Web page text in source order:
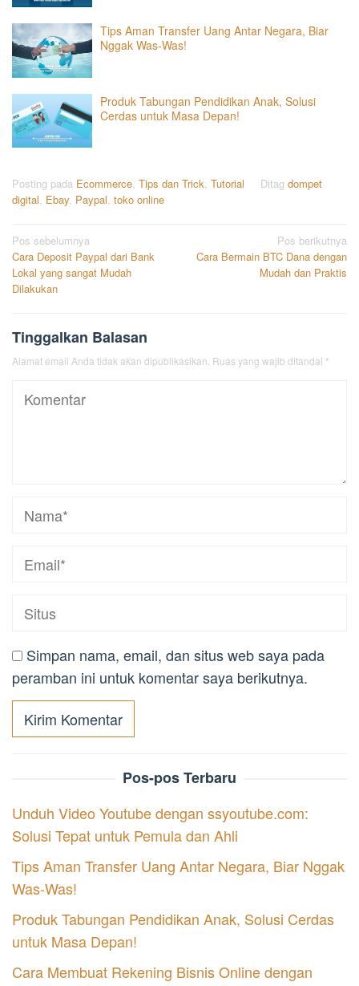
Tips Aman Transfer Uang Antar Negara, Biar
Nggak Was-Was!
Produk Tabungan Pendidikan Anak, Solusi
Cerdas untuk Masa Depan!
Posting pada Ecommerce, Tips dan Trick, Tutorial Ditag dompet
digital, Ebay, Paypal, toko online
Navigasi
pos
Pos sebelumnya
Cara Deposit Paypal dari Bank
Lokal yang sangat Mudah
Dilakukan
Pos berikutnya
Cara Bermain BTC Dana dengan
Mudah dan Praktis
Tinggalkan Balasan
Alamat email Anda tidak akan dipublikasikan. Ruas yang wajib ditandai *
Simpan nama, email, dan situs web saya pada
peramban ini untuk komentar saya berikutnya.
Pos-pos Terbaru
Unduh Video Youtube dengan ssyoutube.com:
Solusi Tepat untuk Pemula dan Ahli
Tips Aman Transfer Uang Antar Negara, Biar Nggak
Was-Was!
Produk Tabungan Pendidikan Anak, Solusi Cerdas
untuk Masa Depan!
Cara Membuat Rekening Bisnis Online dengan